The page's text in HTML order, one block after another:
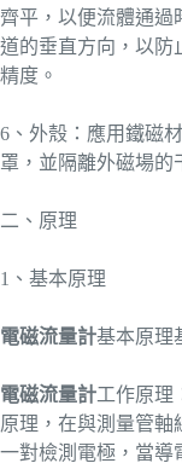
齊平，以便流體通過
道的垂直方向，以防
精度。
6、外殼：應用鐵磁
罩，並隔離外磁場的
二、原理
1、基本原理
電磁流量計基本原理
電磁流量計工作原理
原理，在與測量管軸
一對檢測電極，當導